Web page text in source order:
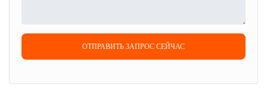
ОТПРАВИТЬ ЗАПРОС СЕЙЧАС